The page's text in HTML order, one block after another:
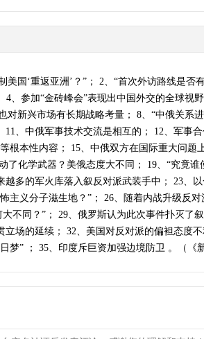
美国‘重返亚洲’？”； 2、“首次外访路线是
、参加“金砖峰会”表现出中国外交的全球视
新兴市场有长期战略考量； 8、“中俄关系
、中俄军事技术交流是相互的； 12、军事
根本性内容； 15、中俄双方在国际重大问
了化学武器？美俄态度大不同； 19、“究竟
多的军火库落入叙反对派武装手中； 23、
义分子滋生地？”； 26、随着内战升级反
不同？”； 29、俄罗斯认为此次事件扑灭
场的延续； 32、美国对反对派的偏袒态度
梦” ； 35、印度斥巨资加强边境防卫 。（《新